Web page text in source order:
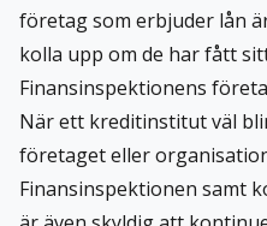
företag som erbjuder lån
kolla upp om de har fått
Finansinspektionens
När ett kreditinstitut väl
företaget eller
Finansinspektionen samt